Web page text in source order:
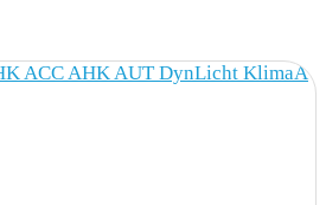
Navigation & Infotainment
Interface